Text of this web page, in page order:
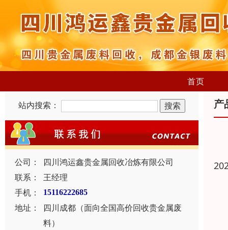
首页
站内搜索：
公司：
四川鸿运鑫贵金属回收冶炼有限公司
联系：
王经理
手机：
15116222685
地址：
四川成都（面向全国高价回收贵金属废
料）
产